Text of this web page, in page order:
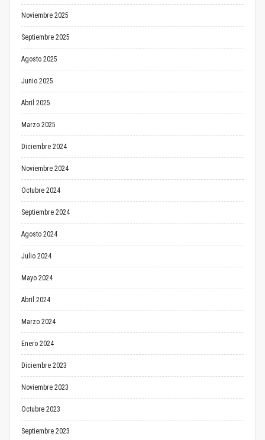
Noviembre 2025
Septiembre 2025
Agosto 2025
Junio 2025
Abril 2025
Marzo 2025
Diciembre 2024
Noviembre 2024
Octubre 2024
Septiembre 2024
Agosto 2024
Julio 2024
Mayo 2024
Abril 2024
Marzo 2024
Enero 2024
Diciembre 2023
Noviembre 2023
Octubre 2023
Septiembre 2023